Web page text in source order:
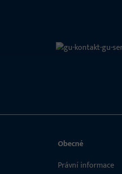
Obecné
Právní informace